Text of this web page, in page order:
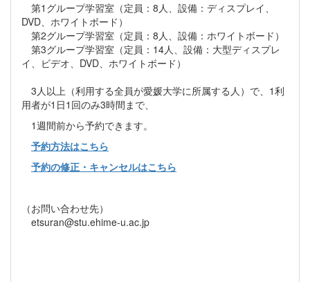
第1グループ学習室（定員：8人、設備：ディスプレイ、
DVD、ホワイトボード）
第2グループ学習室（定員：8人、設備：ホワイトボード）
第3グループ学習室（定員：14人、設備：大型ディスプレ
イ、ビデオ、DVD、ホワイトボード）
3人以上（利用する全員が愛媛大学に所属する人）で、1利
用者が1日1回のみ3時間まで、
1週間前から予約できます。
予約方法はこちら
予約の修正・キャンセルはこちら
（お問い合わせ先）
etsuran@stu.ehime-u.ac.jp